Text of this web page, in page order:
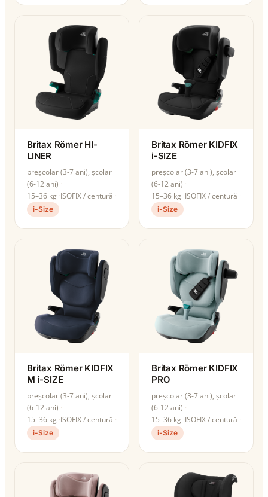
Britax Römer HI-
LINER
preșcolar (3-7 ani), școlar
(6-12 ani)
15–36 kg ISOFIX / centură
i-Size
Britax Römer KIDFIX
i-SIZE
preșcolar (3-7 ani), școlar
(6-12 ani)
15–36 kg ISOFIX / centură
i-Size
Britax Römer KIDFIX
M i-SIZE
preșcolar (3-7 ani), școlar
(6-12 ani)
15–36 kg ISOFIX / centură
i-Size
Britax Römer KIDFIX
PRO
preșcolar (3-7 ani), școlar
(6-12 ani)
15–36 kg ISOFIX / centură
i-Size